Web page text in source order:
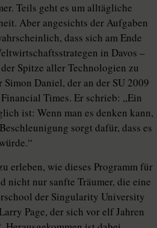
Teils geht es um alltägliche
Aber angesichts der Aufgaben
dass sich am Ende
in Davos –
Spitze aller Technologien zu
Daniel, der an der SU 2009
Times. Er schrieb: „Ein
ist: Wenn man es denken kann,
sorgt dafür, dass es
erleben, wie dieses Programm für
nicht nur sanfte Träumer, die eine
der Singularity University
Page, der sich vor elf Jahren